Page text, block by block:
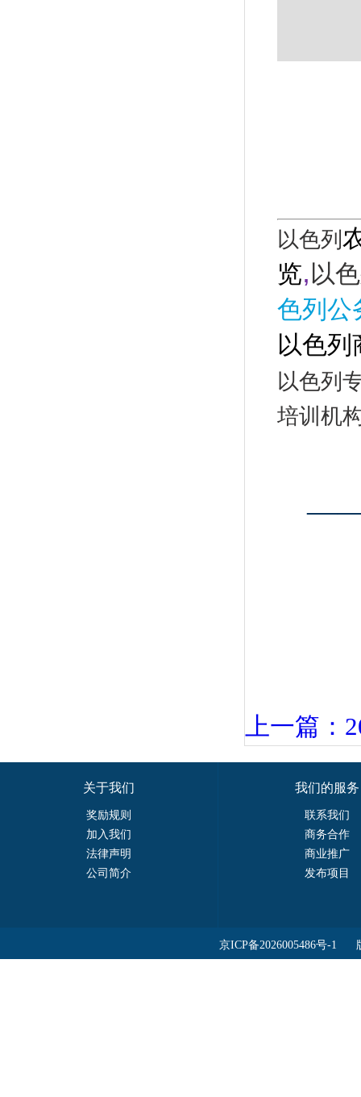
以色列
览,以
色列公
以色列
以色列
培训机
——
上一篇：
关于我们
奖励规则
加入我们
法律声明
公司简介
我们的服务
联系我们
商务合作
商业推广
发布项目
京ICP备2026005486号-1